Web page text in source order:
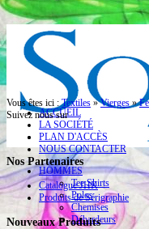
ACCUEIL
LA SOCIÉTÉ
PLAN D'ACCÈS
NOUS CONTACTER
HOMMES
Tee Shirts
Polos
Chemises
Débardeurs
Vous êtes ici :Textiles »Vierges»
Suivez nous sur
Nos Partenaires
Catalogue JHK
Produits de Sérigraphie
Nouveaux Produits